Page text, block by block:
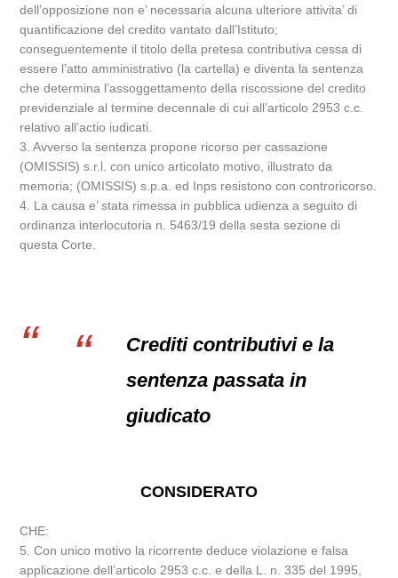
dell’opposizione non e’ necessaria alcuna ulteriore attivita’ di
quantificazione del credito vantato dall’Istituto;
conseguentemente il titolo della pretesa contributiva cessa di
essere l’atto amministrativo (la cartella) e diventa la sentenza
che determina l’assoggettamento della riscossione del credito
previdenziale al termine decennale di cui all’articolo 2953 c.c.
relativo all’actio iudicati.
3. Avverso la sentenza propone ricorso per cassazione
(OMISSIS) s.r.l. con unico articolato motivo, illustrato da
memoria; (OMISSIS) s.p.a. ed Inps resistono con controricorso.
4. La causa e’ stata rimessa in pubblica udienza a seguito di
ordinanza interlocutoria n. 5463/19 della sesta sezione di
questa Corte.
Crediti contributivi e la
sentenza passata in
giudicato
CONSIDERATO
CHE:
5. Con unico motivo la ricorrente deduce violazione e falsa
applicazione dell’articolo 2953 c.c. e della L. n. 335 del 1995,